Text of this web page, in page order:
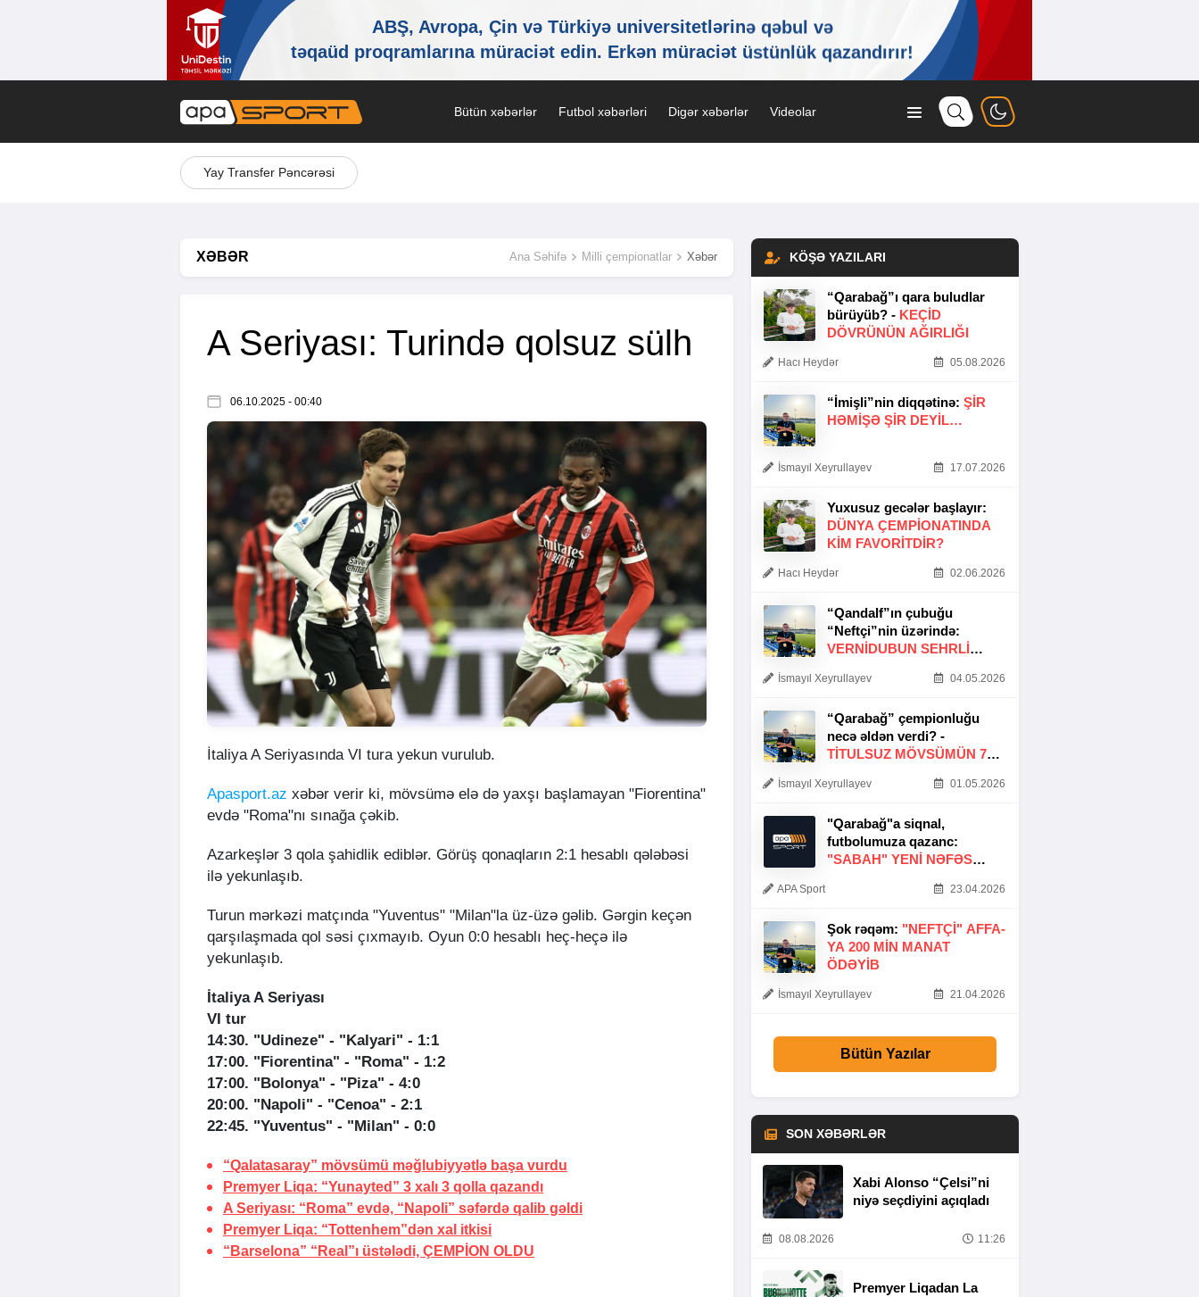
Bütün xəbərlər Futbol xəbərləri Digər xəbərlər Videolar
Yay Transfer Pəncərəsi
XƏBƏR Ana Səhifə Milli çempionatlar Xəbər
A Seriyası: Turində qolsuz sülh
06.10.2025 - 00:40
İtaliya A Seriyasında VI tura yekun vurulub.
Apasport.az xəbər verir ki, mövsümə elə də yaxşı başlamayan "Fiorentina"
evdə "Roma"nı sınağa çəkib.
Azarkeşlər 3 qola şahidlik ediblər. Görüş qonaqların 2:1 hesablı qələbəsi
ilə yekunlaşıb.
Turun mərkəzi matçında "Yuventus" "Milan"la üz-üzə gəlib. Gərgin keçən
qarşılaşmada qol səsi çıxmayıb. Oyun 0:0 hesablı heç-heçə ilə
yekunlaşıb.
İtaliya A Seriyası
VI tur
14:30. "Udineze" - "Kalyari" - 1:1
17:00. "Fiorentina" - "Roma" - 1:2
17:00. "Bolonya" - "Piza" - 4:0
20:00. "Napoli" - "Cenoa" - 2:1
22:45. "Yuventus" - "Milan" - 0:0
“Qalatasaray” mövsümü məğlubiyyətlə başa vurdu
Premyer Liqa: “Yunayted” 3 xalı 3 qolla qazandı
A Seriyası: “Roma” evdə, “Napoli” səfərdə qalib gəldi
Premyer Liqa: “Tottenhem”dən xal itkisi
“Barselona” “Real”ı üstələdi, ÇEMPİON OLDU
KÖŞƏ YAZILARI
“Qarabağ”ı qara buludlar
bürüyüb? - KEÇID
DÖVRÜNÜN AĞIRLIĞI
Hacı Heydər 05.08.2026
“İmişli”nin diqqətinə: ŞIR
HƏMIŞƏ ŞIR DEYIL…
İsmayıl Xeyrullayev 17.07.2026
Yuxusuz gecələr başlayır:
DÜNYA ÇEMPIONATINDA
KIM FAVORITDIR?
Hacı Heydər 02.06.2026
“Qandalf”ın çubuğu
“Neftçi”nin üzərində:
VERNİDUBUN SEHRLİ
İsmayıl Xeyrullayev 04.05.2026
“Qarabağ” çempionluğu
necə əldən verdi? -
TITULSUZ MÖVSÜMÜN 7
İsmayıl Xeyrullayev 01.05.2026
"Qarabağ"a siqnal,
futbolumuza qazanc:
"SABAH" YENI NƏFƏS
APA Sport 23.04.2026
Şok rəqəm: "NEFTÇI" AFFA-
YA 200 MIN MANAT
ÖDƏYIB
İsmayıl Xeyrullayev 21.04.2026
Bütün Yazılar
SON XƏBƏRLƏR
Xabi Alonso “Çelsi”ni
niyə seçdiyini açıqladı
08.08.2026 11:26
Premyer Liqadan La